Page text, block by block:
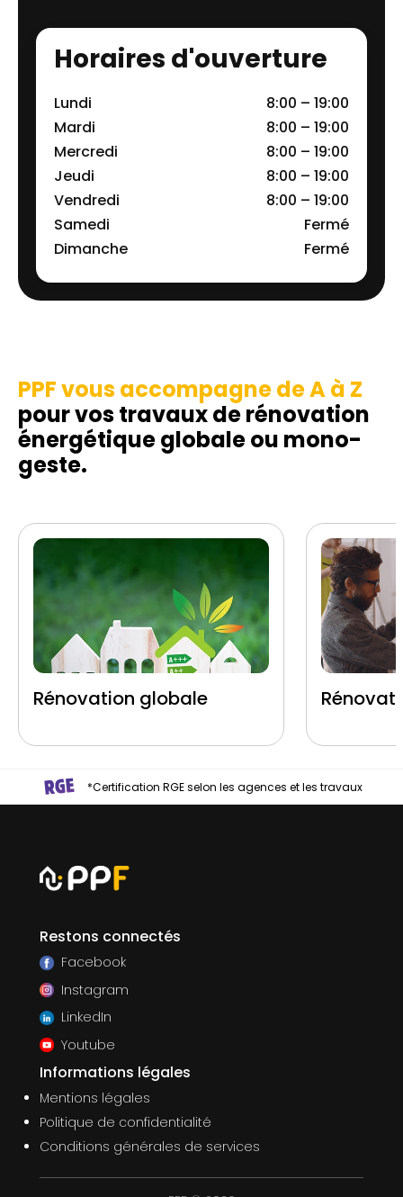
Horaires d'ouverture
Lundi
8:00 – 19:00
Mardi
8:00 – 19:00
Mercredi
8:00 – 19:00
Jeudi
8:00 – 19:00
Vendredi
8:00 – 19:00
Samedi
Fermé
Dimanche
Fermé
PPF vous accompagne de A à Z
pour vos travaux de rénovation
énergétique globale ou mono-
geste.
Rénovation globale
*Certification RGE selon les agences et les travaux
Restons connectés
Facebook
Instagram
LinkedIn
Youtube
Informations légales
Mentions légales
Politique de confidentialité
Conditions générales de services